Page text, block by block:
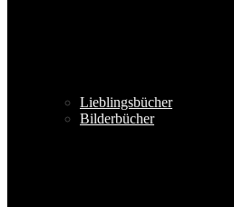
Lieblingsbücher
Bilderbücher